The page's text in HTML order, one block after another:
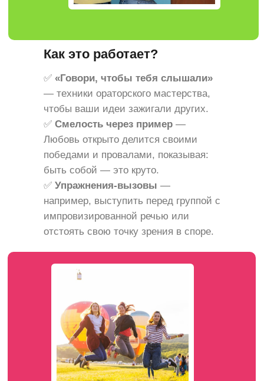
✅ «Говори, чтобы тебя слышали»
— техники ораторского мастерства,
чтобы ваши идеи зажигали других.
✅ Смелость через пример —
Любовь открыто делится своими
победами и провалами, показывая:
быть собой — это круто.
✅ Упражнения-вызовы —
например, выступить перед группой с
импровизированной речью или
отстоять свою точку зрения в споре.
Как это работает?